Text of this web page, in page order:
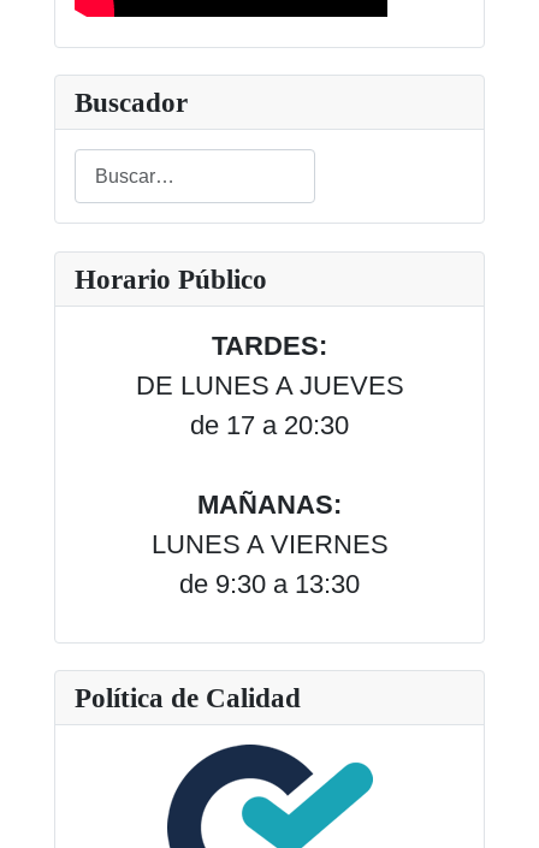
Buscador
Buscar
Type 2 or more characters for results.
Horario Público
TARDES:
DE LUNES A JUEVES
de 17 a 20:30
MAÑANAS:
LUNES A VIERNES
de 9:30 a 13:30
Política de Calidad